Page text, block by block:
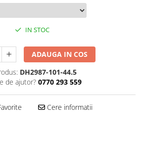
IN STOC
ADAUGA IN COS
DH2987-101-44.5
de ajutor? 0770 293 559
Cere informatii